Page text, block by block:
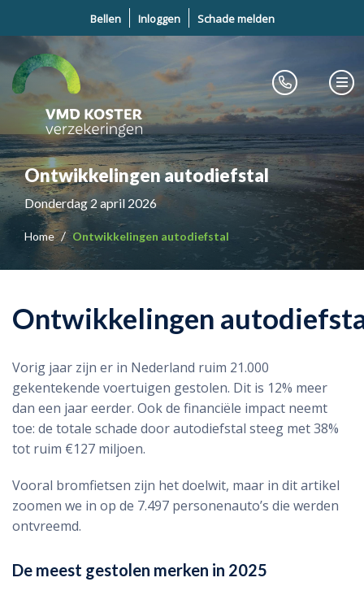
Bellen Inloggen Schade melden
Ontwikkelingen autodiefstal
Donderdag 2 april 2026
Home Ontwikkelingen autodiefstal
Ontwikkelingen
Vorig jaar zijn er in Nederland ruim 21.000
gekentekende voertuigen gestolen. Dit is 12% meer
dan een jaar eerder. Ook de financiële impact neemt
toe: de totale schade door autodiefstal steeg met 38%
tot ruim €127 miljoen.
Vooral bromfietsen zijn het doelwit, maar in dit artikel
zoomen we in op de 7.497 personenauto’s die werden
ontvreemd.
De meest gestolen merken in 2025